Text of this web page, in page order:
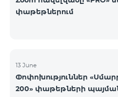
փաթեթներում
13 June
Փոփոխություններ
200» փաթեթների